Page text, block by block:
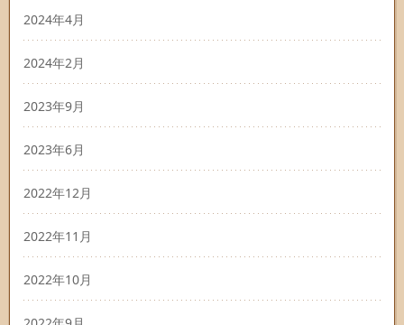
2024年4月
2024年2月
2023年9月
2023年6月
2022年12月
2022年11月
2022年10月